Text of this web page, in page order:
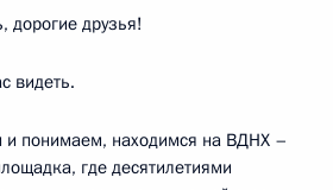
дорогие друзья!
видеть.
понимаем, находимся на ВДНХ –
где десятилетиями